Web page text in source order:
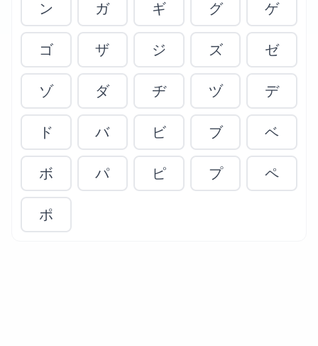
ン ガ ギ グ ゲ
ゴ ザ ジ ズ ゼ
ゾ ダ ヂ ヅ デ
ド バ ビ ブ ベ
ボ パ ピ プ ペ
ポ